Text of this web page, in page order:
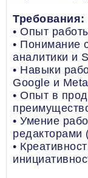
Требования:
• Опыт
• Понимание
аналитики и
• Навыки
Google и
• Опыт в
• Умение
редакторами
•